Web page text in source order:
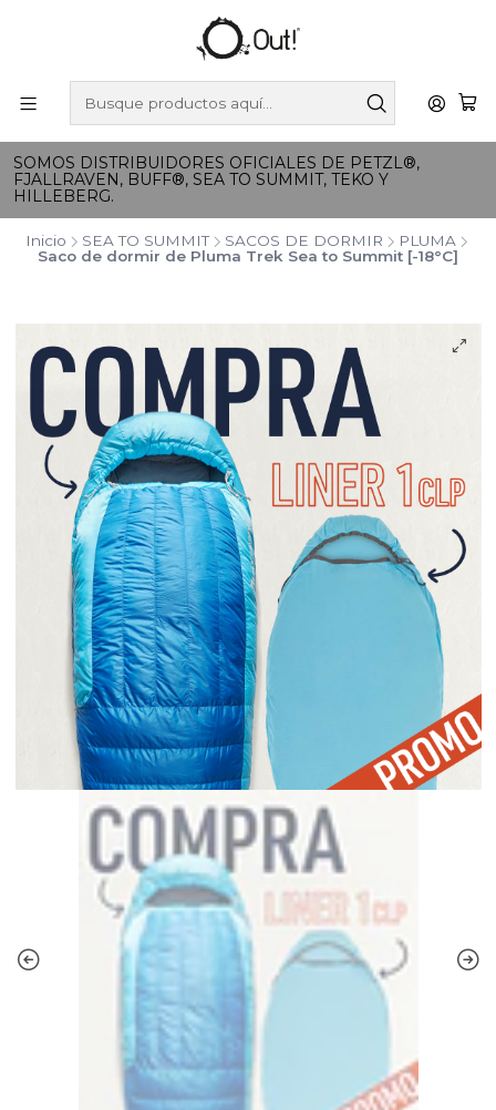
SOMOS DISTRIBUIDORES OFICIALES DE PETZL®,
FJALLRAVEN, BUFF®, SEA TO SUMMIT, TEKO Y
HILLEBERG.
Inicio SEA TO SUMMIT SACOS DE DORMIR
PLUMA
Saco de dormir de Pluma Trek Sea to Summit [-18°C]